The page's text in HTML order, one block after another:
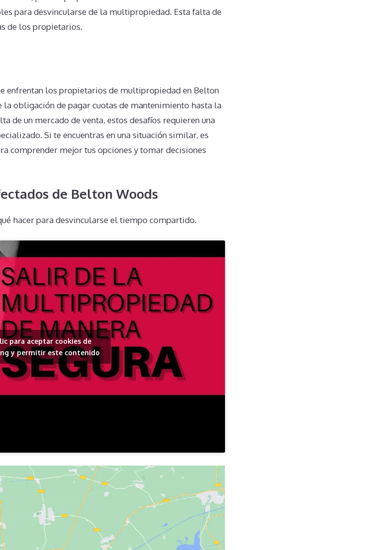
para desvincularse de la multipropiedad. Esta falta de
de los propietarios.
enfrentan los propietarios de multipropiedad en Belton
la obligación de pagar cuotas de mantenimiento hasta la
de un mercado de venta, estos desafíos requieren una
Si te encuentras en una situación similar, es
comprender mejor tus opciones y tomar decisiones
de Belton Woods
hacer para desvincularse el tiempo compartido.
para aceptar cookies de
y permitir este contenido